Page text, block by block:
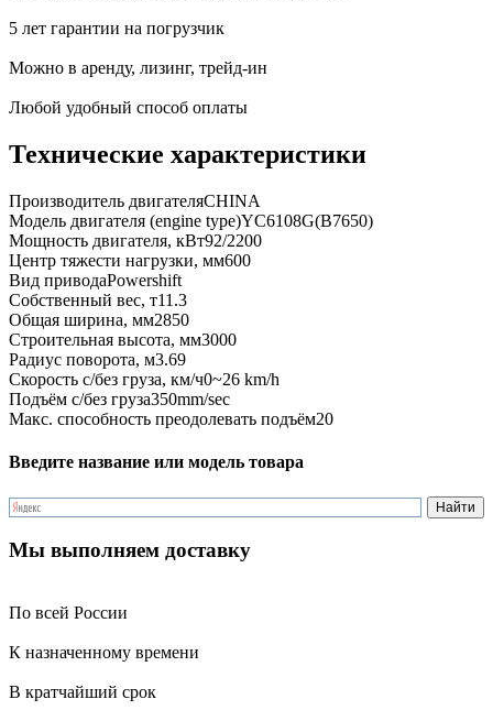
5 лет гарантии на погрузчик
Можно в аренду, лизинг, трейд-ин
Любой удобный способ оплаты
Технические характеристики
Производитель двигателяCHINA
Модель двигателя (engine type)YC6108G(B7650)
Мощность двигателя, кВт92/2200
Центр тяжести нагрузки, мм600
Вид приводаPowershift
Собственный вес, т11.3
Общая ширина, мм2850
Строительная высота, мм3000
Радиус поворота, м3.69
Скорость с/без груза, км/ч0~26 km/h
Подъём с/без груза350mm/sec
Макс. способность преодолевать подъём20
Введите название или модель товара
Мы выполняем доставку
По всей России
К назначенному времени
В кратчайший срок